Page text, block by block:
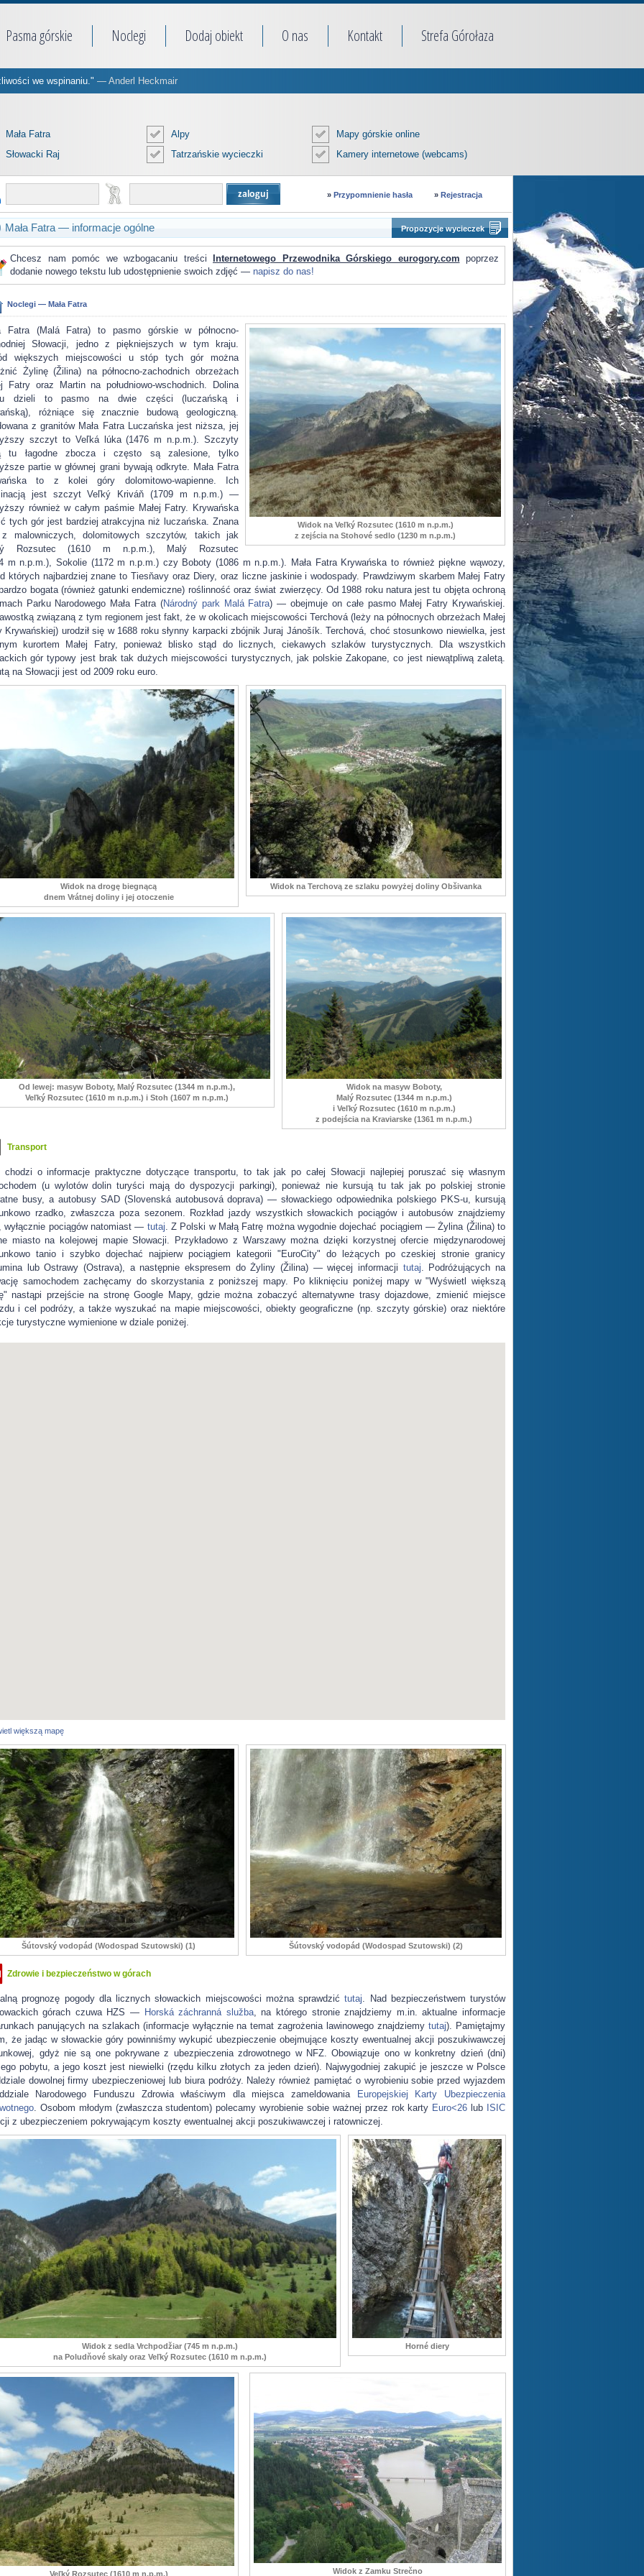
Pasma górskie Noclegi Dodaj obiekt O nas Kontakt Strefa Górołaza
we wspinaniu." — Anderl Heckmair
Mała Fatra Alpy
Mapy górskie online
Słowacki Raj
Tatrzańskie wycieczki Kamery internetowe (webcams)
» Przypomnienie hasła » Rejestracja
Mała Fatra — informacje ogólne Propozycje wycieczek
Chcesz nam pomóc we wzbogacaniu treści Internetowego Przewodnika Górskiego eurogory.com poprzez
dodanie nowego tekstu lub udostępnienie swoich zdjęć — napisz do nas!
Noclegi — Mała Fatra
Widok na Veľký Rozsutec (1610 m n.p.m.)
z zejścia na Stohové sedlo (1230 m n.p.m.)
Fatra (Malá Fatra) to pasmo górskie w północno-
Słowacji, jedno z piękniejszych w tym kraju.
większych miejscowości u stóp tych gór można
Żylinę (Žilina) na północno-zachodnich obrzeżach
Fatry oraz Martin na południowo-wschodnich. Dolina
dzieli to pasmo na dwie części (luczańską i
różniące się znacznie budową geologiczną.
z granitów Mała Fatra Luczańska jest niższa, jej
szczyt to Veľká lúka (1476 m n.p.m.). Szczyty
tu łagodne zbocza i często są zalesione, tylko
partie w głównej grani bywają odkryte. Mała Fatra
to z kolei góry dolomitowo-wapienne. Ich
jest szczyt Veľký Kriváň (1709 m n.p.m.) —
również w całym paśmie Małej Fatry. Krywańska
tych gór jest bardziej atrakcyjna niż luczańska. Znana
malowniczych, dolomitowych szczytów, takich jak
Rozsutec (1610 m n.p.m.), Malý Rozsutec
m n.p.m.), Sokolie (1172 m n.p.m.) czy Boboty (1086 m n.p.m.). Mała Fatra Krywańska to również piękne wąwozy,
których najbardziej znane to Tiesňavy oraz Diery, oraz liczne jaskinie i wodospady. Prawdziwym skarbem Małej Fatry
bogata (również gatunki endemiczne) roślinność oraz świat zwierzęcy. Od 1988 roku natura jest tu objęta ochroną
Parku Narodowego Mała Fatra (Národný park Malá Fatra) — obejmuje on całe pasmo Małej Fatry Krywańskiej.
związaną z tym regionem jest fakt, że w okolicach miejscowości Terchová (leży na północnych obrzeżach Małej
Krywańskiej) urodził się w 1688 roku słynny karpacki zbójnik Juraj Jánošík. Terchová, choć stosunkowo niewielka, jest
kurortem Małej Fatry, ponieważ blisko stąd do licznych, ciekawych szlaków turystycznych. Dla wszystkich
gór typowy jest brak tak dużych miejscowości turystycznych, jak polskie Zakopane, co jest niewątpliwą zaletą.
na Słowacji jest od 2009 roku euro.
Widok na drogę biegnącą
dnem Vrátnej doliny i jej otoczenie
Widok na Terchovą ze szlaku powyżej doliny Obšivanka
Od lewej: masyw Boboty, Malý Rozsutec (1344 m n.p.m.),
Veľký Rozsutec (1610 m n.p.m.) i Stoh (1607 m n.p.m.)
Widok na masyw Boboty,
Malý Rozsutec (1344 m n.p.m.)
i Veľký Rozsutec (1610 m n.p.m.)
z podejścia na Kraviarske (1361 m n.p.m.)
Transport
chodzi o informacje praktyczne dotyczące transportu, to tak jak po całej Słowacji najlepiej poruszać się własnym
(u wylotów dolin turyści mają do dyspozycji parkingi), ponieważ nie kursują tu tak jak po polskiej stronie
busy, a autobusy SAD (Slovenská autobusová doprava) — słowackiego odpowiednika polskiego PKS-u, kursują
rzadko, zwłaszcza poza sezonem. Rozkład jazdy wszystkich słowackich pociągów i autobusów znajdziemy
wyłącznie pociągów natomiast — tutaj. Z Polski w Małą Fatrę można wygodnie dojechać pociągiem — Żylina (Žilina) to
miasto na kolejowej mapie Słowacji. Przykładowo z Warszawy można dzięki korzystnej ofercie międzynarodowej
tanio i szybko dojechać najpierw pociągiem kategorii "EuroCity" do leżących po czeskiej stronie granicy
lub Ostrawy (Ostrava), a następnie ekspresem do Żyliny (Žilina) — więcej informacji tutaj. Podróżujących na
samochodem zachęcamy do skorzystania z poniższej mapy. Po kliknięciu poniżej mapy w "Wyświetl większą
nastąpi przejście na stronę Google Mapy, gdzie można zobaczyć alternatywne trasy dojazdowe, zmienić miejsce
i cel podróży, a także wyszukać na mapie miejscowości, obiekty geograficzne (np. szczyty górskie) oraz niektóre
turystyczne wymienione w dziale poniżej.
większą mapę
Šútovský vodopád (Wodospad Szutowski) (1) Šútovský vodopád (Wodospad Szutowski) (2)
Zdrowie i bezpieczeństwo w górach
prognozę pogody dla licznych słowackich miejscowości można sprawdzićtutaj. Nad bezpieczeństwem turystów
górach czuwa HZS — Horská záchranná služba, na którego stronie znajdziemy m.in. aktualne informacje
panujących na szlakach (informacje wyłącznie na temat zagrożenia lawinowego znajdziemytutaj). Pamiętajmy
że jadąc w słowackie góry powinniśmy wykupić ubezpieczenie obejmujące koszty ewentualnej akcji poszukiwawczej
gdyż nie są one pokrywane z ubezpieczenia zdrowotnego w NFZ. Obowiązuje ono w konkretny dzień (dni)
pobytu, a jego koszt jest niewielki (rzędu kilku złotych za jeden dzień). Najwygodniej zakupić je jeszcze w Polsce
dowolnej firmy ubezpieczeniowej lub biura podróży. Należy również pamiętać o wyrobieniu sobie przed wyjazdem
Narodowego Funduszu Zdrowia właściwym dla miejsca zameldowania
Europejskiej Karty Ubezpieczenia
. Osobom młodym (zwłaszcza studentom) polecamy wyrobienie sobie ważnej przez rok karty Euro<26 lub ISIC
z ubezpieczeniem pokrywającym koszty ewentualnej akcji poszukiwawczej i ratowniczej.
Widok z sedla Vrchpodžiar (745 m n.p.m.)
na Poludňové skaly oraz Veľký Rozsutec (1610 m n.p.m.)
Horné diery
Veľký Rozsutec (1610 m n.p.m.) Widok z Zamku Strečno